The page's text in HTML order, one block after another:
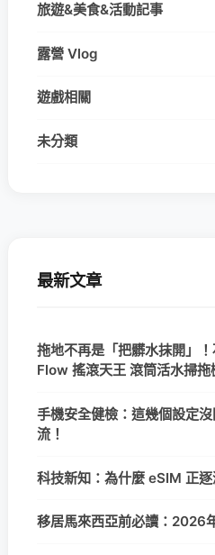
旅遊&美食&活動記事
露營 Vlog
遊戲相關
未分類
最新文章
拖地不再是「把髒水抹開」
Flow 搖滾天王 滾筒活水掃拖
手機安全健檢：這幾個設定
流！
科技新知：為什麼 eSIM 正
移居馬來西亞前必讀：2026